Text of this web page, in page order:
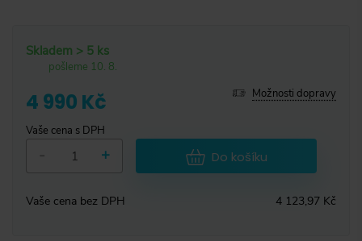
Skladem > 5 ks
pošleme 10. 8.
4 990 Kč
Vaše cena s DPH
Možnosti dopravy
+ Do košíku
Vaše cena bez DPH 4 123,97 Kč